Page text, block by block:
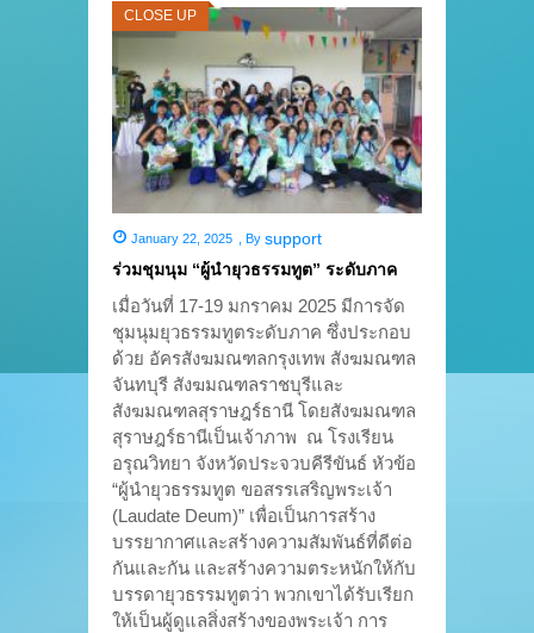
CLOSE UP
January 22, 2025 , By support
ร่วมชุมนุม “ผู้นำยุวธรรมทูต” ระดับภาค
เมื่อวันที่ 17-19 มกราคม 2025 มีการจัด
ชุมนุมยุวธรรมทูตระดับภาค ซึ่งประกอบ
ด้วย อัครสังฆมณฑลกรุงเทพ สังฆมณฑล
จันทบุรี สังฆมณฑลราชบุรีและ
สังฆมณฑลสุราษฎร์ธานี โดยสังฆมณฑล
สุราษฎร์ธานีเป็นเจ้าภาพ ณ โรงเรียน
อรุณวิทยา จังหวัดประจวบคีรีขันธ์ หัวข้อ
“ผู้นำยุวธรรมทูต ขอสรรเสริญพระเจ้า
(Laudate Deum)” เพื่อเป็นการสร้าง
บรรยากาศและสร้างความสัมพันธ์ที่ดีต่อ
กันและกัน และสร้างความตระหนักให้กับ
บรรดายุวธรรมทูตว่า พวกเขาได้รับเรียก
ให้เป็นผู้ดูแลสิ่งสร้างของพระเจ้า การ